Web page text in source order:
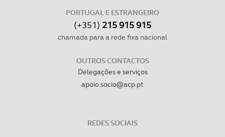
PORTUGAL E ESTRANGEIRO
(+351) 215 915 915
chamada para a rede fixa nacional
OUTROS CONTACTOS
Delegações e serviços
apoio.socio@acp.pt
REDES SOCIAIS